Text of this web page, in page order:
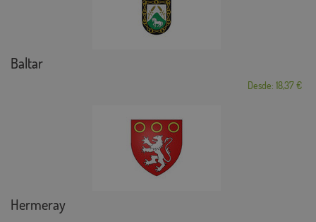
Baltar
Desde: 18,37 €
Hermeray